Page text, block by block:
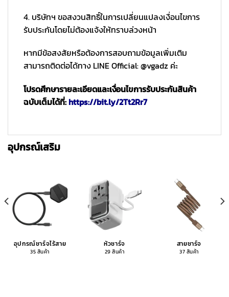
4. บริษัทฯ ขอสงวนสิทธิ์ในการเปลี่ยนแปลงเงื่อนไขการ
รับประกันโดยไม่ต้องแจ้งให้ทราบล่วงหน้า
หากมีข้อสงสัยหรือต้องการสอบถามข้อมูลเพิ่มเติม
สามารถติดต่อได้ทาง LINE Official: @vgadz ค่ะ
โปรดศึกษารายละเอียดและเงื่อนไขการรับประกันสินค้า
ฉบับเต็มได้ที่:https://bit.ly/2Tt2Rr7
อุปกรณ์เสริม
อุปกรณ์ชาร์จไร้สาย
35 สินค้า
หัวชาร์จ
29 สินค้า
สายชาร์จ
37 สินค้า